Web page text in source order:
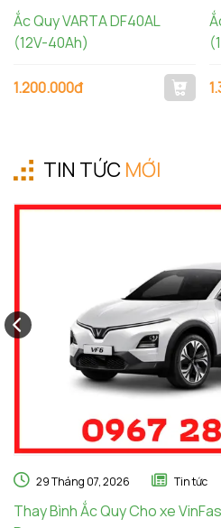
Ắc Quy VARTA DF40AL
(12V-40Ah)
1.200.000đ
TIN TỨC MỚI
29 Tháng 07, 2026 Tin tức
Thay Bình Ắc Quy Cho xe